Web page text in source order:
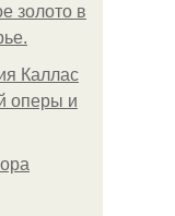
золото в
Каллас
оперы и